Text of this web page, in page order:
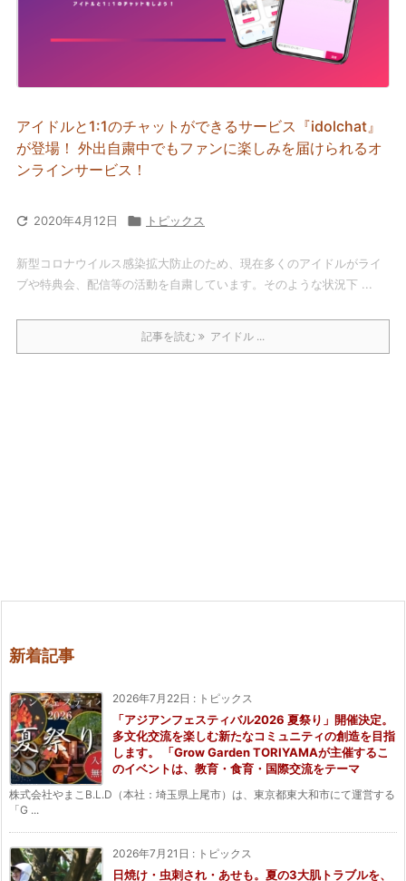
アイドルと1:1のチャットができるサービス『idolchat』
が登場！ 外出自粛中でもファンに楽しみを届けられるオ
ンラインサービス！
 2020年4月12日  トピックス
新型コロナウイルス感染拡大防止のため、現在多くのアイドルがライ
ブや特典会、配信等の活動を自粛しています。そのような状況下 ...
記事を読む アイドル ...
新着記事
2026年7月22日 : トピックス
「アジアンフェスティバル2026 夏祭り」開催決定。
多文化交流を楽しむ新たなコミュニティの創造を目指
します。 「Grow Garden TORIYAMAが主催するこ
のイベントは、教育・食育・国際交流をテーマ
株式会社やまこB.L.D（本社：埼玉県上尾市）は、東京都東大和市にて運営する
「G ...
2026年7月21日 : トピックス
日焼け・虫刺され・あせも。夏の3大肌トラブルを、